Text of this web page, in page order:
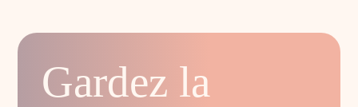
Gardez la